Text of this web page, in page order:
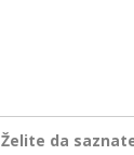
Želite da